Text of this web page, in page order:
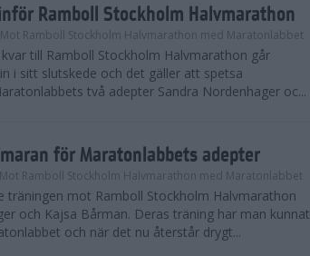
Ramboll Stockholm Halvmarathon
Mot Ramboll Stockholm Halvmarathon med Maratonlabbet
till Ramboll Stockholm Halvmarathon går
i sitt slutskede och det gäller att spetsa
två adepter Sandra Nordenhager oc...
för Maratonlabbets adepter
Ramboll Stockholm Halvmarathon med Maratonlabbet
träningen mot Ramboll Stockholm Halvmarathon
och Kajsa Bårman. Deras träning har man kunnat
och när det nu återstår drygt...